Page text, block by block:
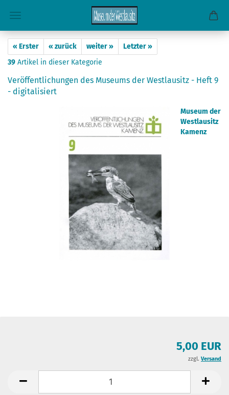
« Erster « zurück weiter »
Letzter »
39 Artikel in dieser Kategorie
Veröffentlichungen des Museums der Westlausitz - Heft 9
- digitalisiert
Museum der
Westlausitz
Kamenz
5,00 EUR
zzgl. Versand